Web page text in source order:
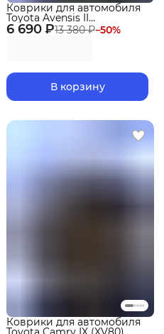
6 690 ₽13 380 ₽−50%
Коврики для автомобиля
Toyota Avensis II
поколение (2003-2009)
Premium ("EVA 3D") в
В корзину
Коврики для автомобиля